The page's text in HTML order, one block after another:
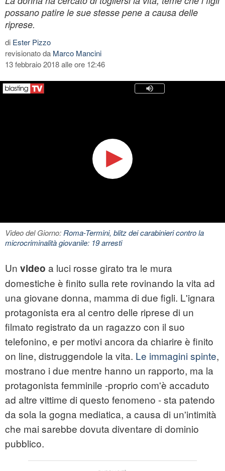
possano patire le sue stesse pene a causa delle
riprese.
di Ester Pizzo
revisionato da Marco Mancini
13 febbraio 2018 alle ore 12:46
Video del Giorno:Roma-Termini, blitz dei carabinieri contro la
microcriminalità giovanile: 19 arresti
Un video a luci rosse girato tra le mura
domestiche è finito sulla rete rovinando la vita ad
una giovane donna, mamma di due figli. L'ignara
protagonista era al centro delle riprese di un
filmato registrato da un ragazzo con il suo
telefonino, e per motivi ancora da chiarire è finito
on line, distruggendole la vita. Le immagini spinte,
mostrano i due mentre hanno un rapporto, ma la
protagonista femminile -proprio com'è accaduto
ad altre vittime di questo fenomeno - sta patendo
da sola la gogna mediatica, a causa di un'intimità
che mai sarebbe dovuta diventare di dominio
pubblico.